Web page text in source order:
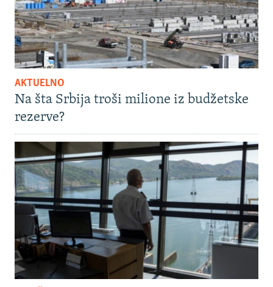
AKTUELNO
Na šta Srbija troši milione iz budžetske
rezerve?